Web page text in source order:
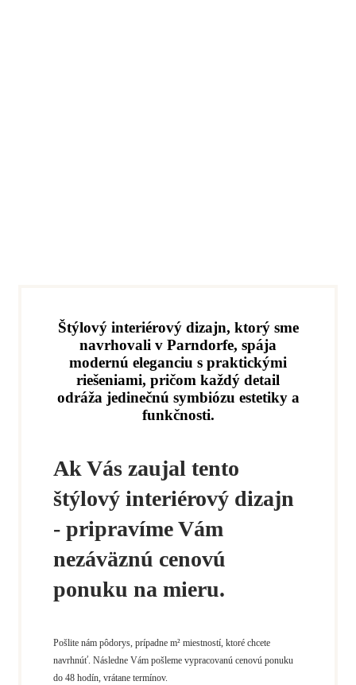
Štýlový interiérový dizajn, ktorý sme
navrhovali v Parndorfe, spája
modernú eleganciu s praktickými
riešeniami, pričom každý detail
odráža jedinečnú symbiózu estetiky a
funkčnosti.
Ak Vás zaujal tento
štýlový interiérový dizajn
- pripravíme Vám
nezáväznú cenovú
ponuku na mieru.
Pošlite nám pôdorys, prípadne m² miestností, ktoré chcete
navrhnúť. Následne Vám pošleme vypracovanú cenovú ponuku
do 48 hodín, vrátane termínov.